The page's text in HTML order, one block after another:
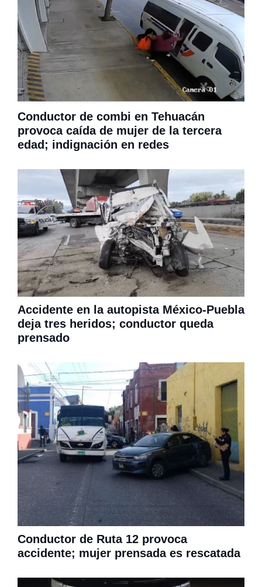
Conductor de combi en Tehuacán
provoca caída de mujer de la tercera
edad; indignación en redes
Accidente en la autopista México-Puebla
deja tres heridos; conductor queda
prensado
Conductor de Ruta 12 provoca
accidente; mujer prensada es rescatada